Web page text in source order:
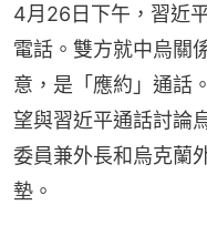
4月26日下午，習近
電話。雙方就中烏關
意，是「應約」通話
望與習近平通話討論
委員兼外長和烏克蘭
墊。